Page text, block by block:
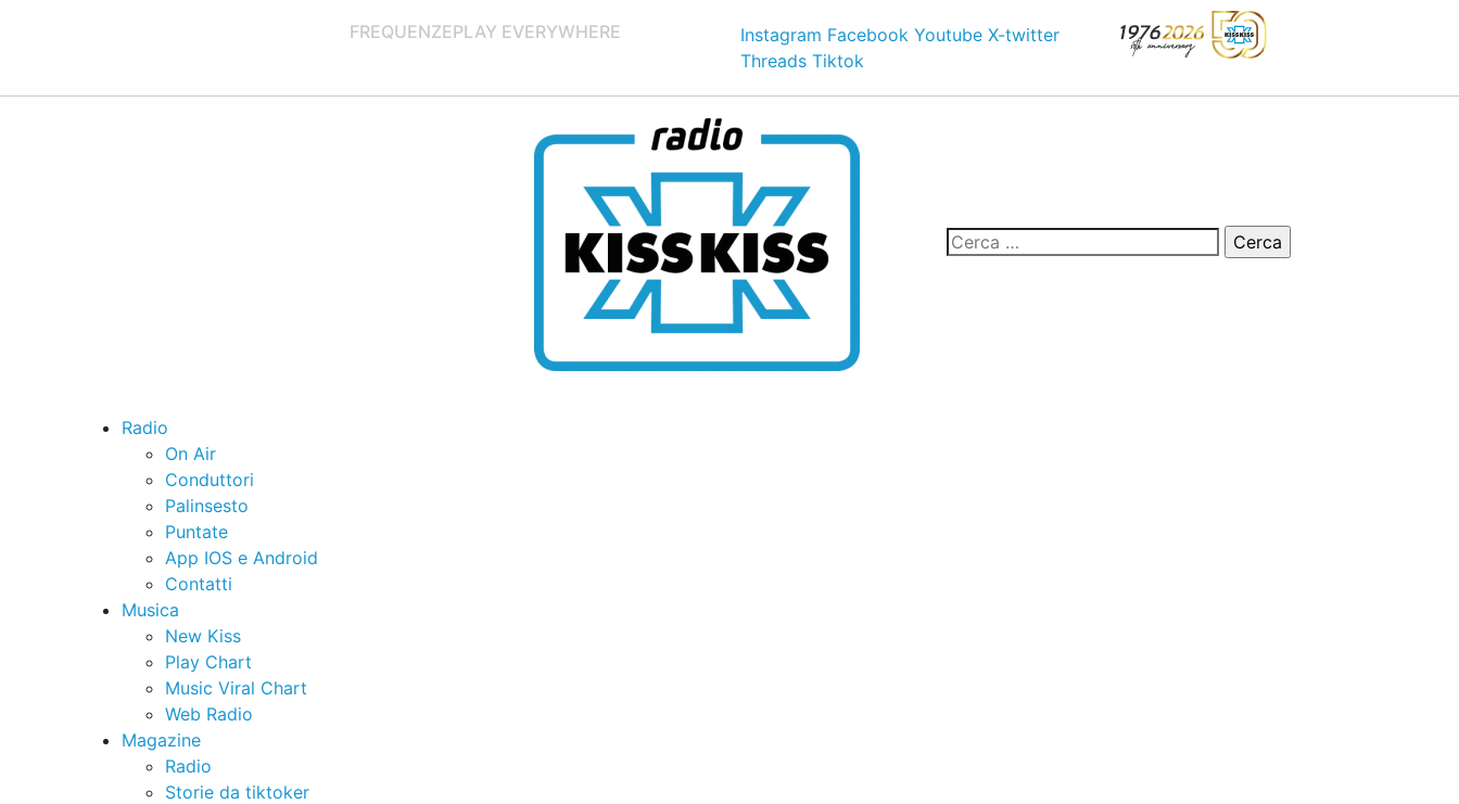
FREQUENZEPLAY EVERYWHERE Instagram Facebook Youtube X-twitter
Threads Tiktok
Radio
On Air
Conduttori
Palinsesto
Puntate
App IOS e Android
Contatti
Musica
New Kiss
Play Chart
Music Viral Chart
Web Radio
Magazine
Radio
Storie da tiktoker